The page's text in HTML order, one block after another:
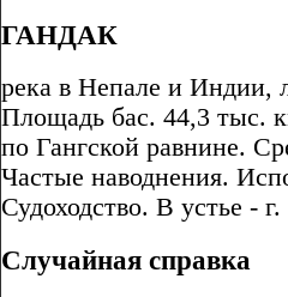
ГАНДАК
река в Непале и Индии,
Площадь бас. 44,3 тыс.
по Гангской равнине.
Частые наводнения.
Судоходство. В устье -
Случайная справка